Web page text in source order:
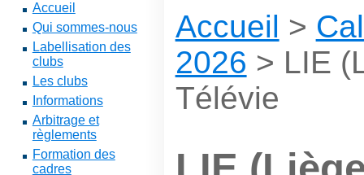
Accueil
Qui sommes-nous
Labellisation des
clubs
Les clubs
Informations
Arbitrage et
règlements
Formation des
cadres
Accueil >
2026 > LIE
Télévie